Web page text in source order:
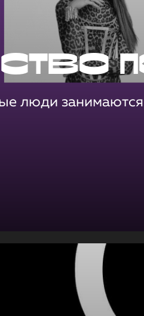
люди занимаются